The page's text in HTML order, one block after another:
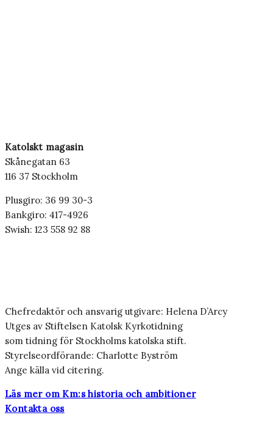
Katolskt magasin
Skånegatan 63
116 37 Stockholm
Plusgiro: 36 99 30-3
Bankgiro: 417-4926
Swish: 123 558 92 88
Chefredaktör och ansvarig utgivare: Helena D’Arcy
Utges av Stiftelsen Katolsk Kyrkotidning
som tidning för Stockholms katolska stift.
Styrelseordförande: Charlotte Byström
Ange källa vid citering.
Läs mer om Km:s historia och ambitioner
Kontakta oss